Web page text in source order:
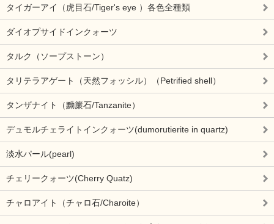
タイガーアイ（虎目石/Tiger's eye ）各色全種類
ダイオプサイドインクォーツ
タルク（ソープストーン）
タリテラアゲート（天然フォッシル）（Petrified shell）
タンザナイト（黝簾石/Tanzanite）
デュモルチェライトインクォーツ(dumorutierite in quartz)
淡水パール(pearl)
チェリークォーツ(Cherry Quatz)
チャロアイト（チャロ石/Charoite）